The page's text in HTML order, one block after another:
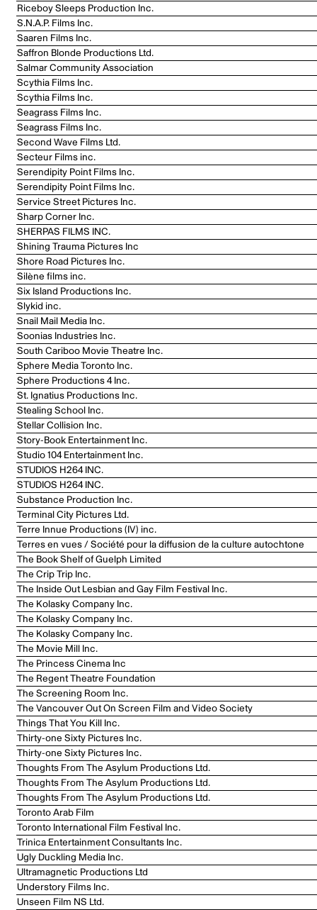
Riceboy Sleeps Production Inc.
S.N.A.P. Films Inc.
Saaren Films Inc.
Saffron Blonde Productions Ltd.
Salmar Community Association
Scythia Films Inc.
Scythia Films Inc.
Seagrass Films Inc.
Seagrass Films Inc.
Second Wave Films Ltd.
Secteur Films inc.
Serendipity Point Films Inc.
Serendipity Point Films Inc.
Service Street Pictures Inc.
Sharp Corner Inc.
SHERPAS FILMS INC.
Shining Trauma Pictures Inc
Shore Road Pictures Inc.
Silène films inc.
Six Island Productions Inc.
Slykid inc.
Snail Mail Media Inc.
Soonias Industries Inc.
South Cariboo Movie Theatre Inc.
Sphere Media Toronto Inc.
Sphere Productions 4 Inc.
St. Ignatius Productions Inc.
Stealing School Inc.
Stellar Collision Inc.
Story-Book Entertainment Inc.
Studio 104 Entertainment Inc.
STUDIOS H264 INC.
STUDIOS H264 INC.
Substance Production Inc.
Terminal City Pictures Ltd.
Terre Innue Productions (IV) inc.
Terres en vues / Société pour la diffusion de la culture autochtone
The Book Shelf of Guelph Limited
The Crip Trip Inc.
The Inside Out Lesbian and Gay Film Festival Inc.
The Kolasky Company Inc.
The Kolasky Company Inc.
The Kolasky Company Inc.
The Movie Mill Inc.
The Princess Cinema Inc
The Regent Theatre Foundation
The Screening Room Inc.
The Vancouver Out On Screen Film and Video Society
Things That You Kill Inc.
Thirty-one Sixty Pictures Inc.
Thirty-one Sixty Pictures Inc.
Thoughts From The Asylum Productions Ltd.
Thoughts From The Asylum Productions Ltd.
Thoughts From The Asylum Productions Ltd.
Toronto Arab Film
Toronto International Film Festival Inc.
Trinica Entertainment Consultants Inc.
Ugly Duckling Media Inc.
Ultramagnetic Productions Ltd
Understory Films Inc.
Unseen Film NS Ltd.